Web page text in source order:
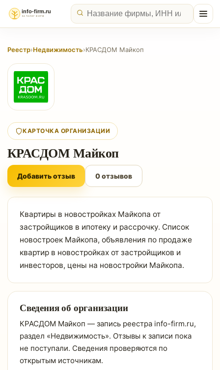
Реестр›Недвижимость›КРАСДОМ Майкоп
КАРТОЧКА ОРГАНИЗАЦИИ
КРАСДОМ Майкоп
Добавить отзыв 0 отзывов
Квартиры в новостройках Майкопа от
застройщиков в ипотеку и рассрочку. Список
новостроек Майкопа, объявления по продаже
квартир в новостройках от застройщиков и
инвесторов, цены на новостройки Майкопа.
Сведения об организации
КРАСДОМ Майкоп — запись реестра info-firm.ru,
раздел «Недвижимость». Отзывы к записи пока
не поступали. Сведения проверяются по
открытым источникам.